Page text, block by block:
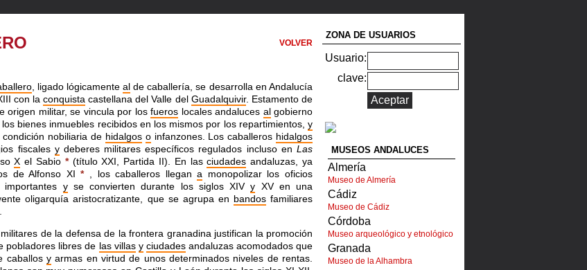
VOLVER
, ligado lógicamente al de caballería, se desarrolla en Andalucía
con la conquista castellana del Valle del Guadalquivir. Estamento de
origen militar, se vincula por los fueros locales andaluces algobierno
bienes inmuebles recibidos en los mismos por los repartimientos,y
nobiliaria de hidalgos oinfanzones. Los caballeros hidalgos
fiscales ydeberes militares específicos regulados incluso enLas
X el Sabio *(título XXI, Partida II). En lasciudades andaluzas, ya
de Alfonso XI*, los caballeros llegana monopolizar los oficios
importantes yse convierten durante los siglos XIVy XV en una
oligarquía aristocratizante, que se agrupa en bandosfamiliares
de la defensa de la frontera granadina justifican la promoción
pobladores libres de las villas y ciudadesandaluzas acomodados que
caballos y armas en virtud de unos determinados niveles de rentas.
ZONA DE USUARIOS
Usuario:
clave:
MUSEOS ANDALUCES
Almería
Museo de Almería
Cádiz
Museo de Cádiz
Córdoba
Museo arqueológico y etnológico
Granada
Museo de la Alhambra